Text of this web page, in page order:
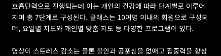
호흡단력으로 진행되는데 이는 개인의 건강에 따라 단계별로 이루어
지며 총 7단계로 구성된다. 클래스는 10여명 이내의 회원으로 구성되
며, 요일별 지도와 개인별 맞춤 지도 등 다양한 프로그램이 있다.
명상이 스트레스 감소는 물론 불안과 공포심을 없애고 집중력을 향상